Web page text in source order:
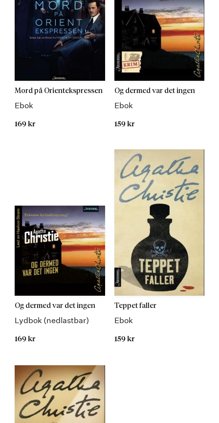
Mord på Orientekspressen
Ebok
169 kr
Og dermed var det ingen
Ebok
159 kr
Og dermed var det ingen
Lydbok (nedlastbar)
169 kr
Teppet faller
Ebok
159 kr